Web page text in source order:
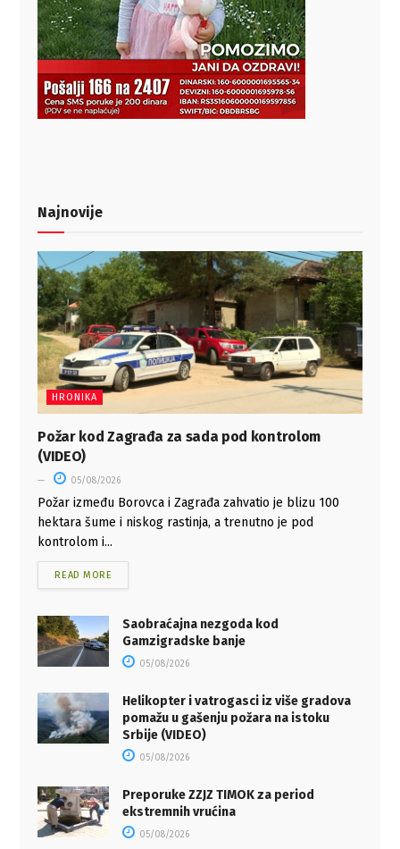
Najnovije
HRONIKA
Požar kod Zagrađa za sada pod kontrolom
(VIDEO)
05/08/2026
Požar između Borovca i Zagrađa zahvatio je blizu 100
hektara šume i niskog rastinja, a trenutno je pod
kontrolom i...
READ MORE
Saobraćajna nezgoda kod
Gamzigradske banje
05/08/2026
Helikopter i vatrogasci iz više gradova
pomažu u gašenju požara na istoku
Srbije (VIDEO)
05/08/2026
Preporuke ZZJZ TIMOK za period
ekstremnih vrućina
05/08/2026